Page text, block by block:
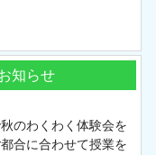
知らせ
のわくわく体験会を
合に合わせて授業を